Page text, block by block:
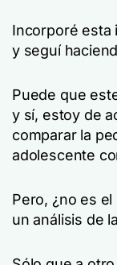
Incorporé esta
y seguí
Puede que
y sí, estoy de
comparar la
adolescente
Pero, ¿no es
un análisis de